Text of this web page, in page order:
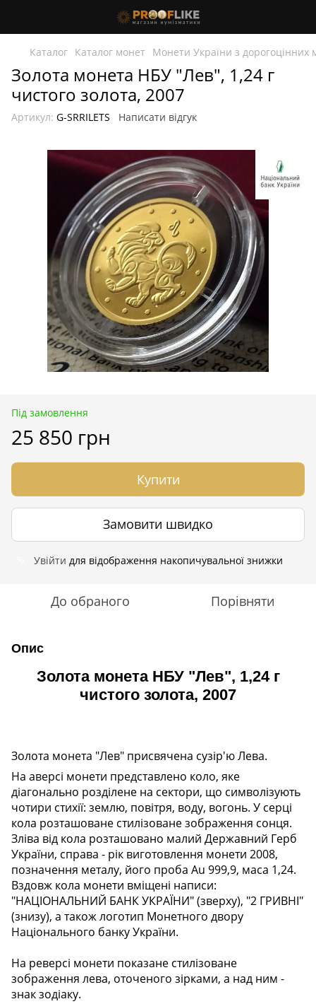
Каталог Каталог монет Монети України з дорогоцінних
Золота монета НБУ "Лев", 1,24 г
чистого золота, 2007
Артикул: G-SRRILETS Написати відгук
Під замовлення
25 850 грн
Купити
Замовити швидко
Увійти для відображення накопичувальної знижки
До обраного Порівняти
Опис
Золота монета НБУ "Лев", 1,24 г
чистого золота, 2007
Золота монета "Лев" присвячена сузір'ю Лева.
На аверсі монети представлено коло, яке
діагонально розділене на сектори, що символізують
чотири стихії: землю, повітря, воду, вогонь. У серці
кола розташоване стилізоване зображення сонця.
Зліва від кола розташовано малий Державний Герб
України, справа - рік виготовлення монети 2008,
позначення металу, його проба Au 999,9, маса 1,24.
Вздовж кола монети вміщені написи:
"НАЦІОНАЛЬНИЙ БАНК УКРАЇНИ" (зверху), "2 ГРИВНІ"
(знизу), а також логотип Монетного двору
Національного банку України.
На реверсі монети показане стилізоване
зображення лева, оточеного зірками, а над ним -
знак зодіаку.